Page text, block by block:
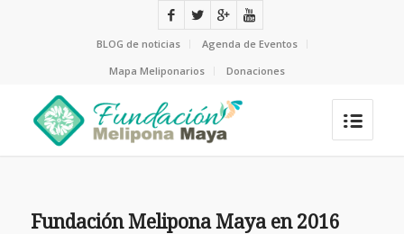
BLOG de noticias
Agenda de Eventos
Mapa Meliponarios
Donaciones
Fundación Melipona Maya en 2016